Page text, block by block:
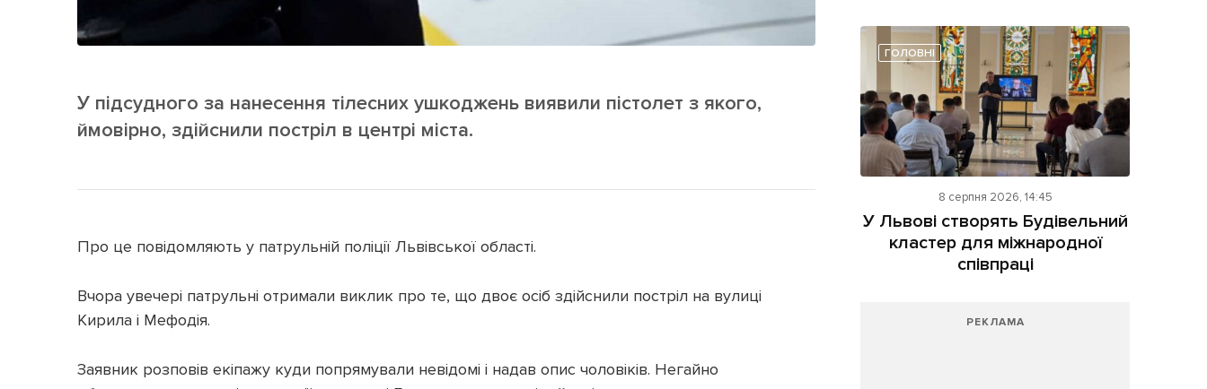
У підсудного за нанесення тілесних ушкоджень виявили пістолет з якого,
ймовірно, здійснили постріл в центрі міста.
Про це повідомляють у патрульній поліції Львівської області.
Вчора увечері патрульні отримали виклик про те, що двоє осіб здійснили постріл на вулиці
Кирила і Мефодія.
Заявник розповів екіпажу куди попрямували невідомі і надав опис чоловіків. Негайно
ГОЛОВНІ
8 серпня 2026, 14:45
У Львові створять Будівельний
кластер для міжнародної
співпраці
РЕКЛАМА